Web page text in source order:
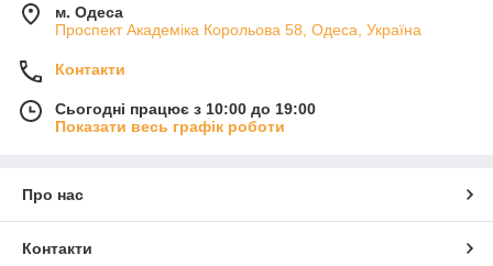
м. Одеса
Проспект Академіка Корольова 58, Одеса, Україна
Контакти
Сьогодні працює з 10:00 до 19:00
Показати весь графік роботи
Про нас
Контакти